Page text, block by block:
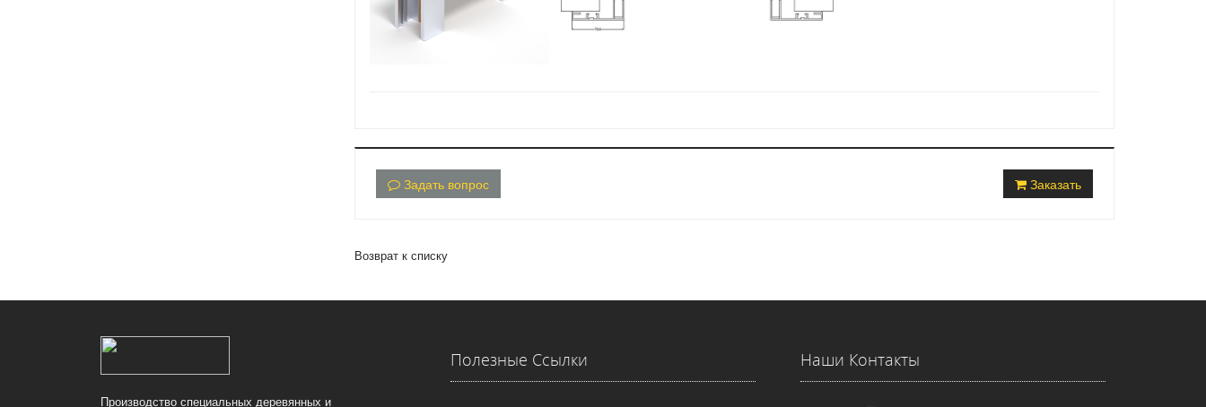
Задать вопрос Заказать
Возврат к списку
Производство специальных деревянных и
Полезные Ссылки Наши Контакты